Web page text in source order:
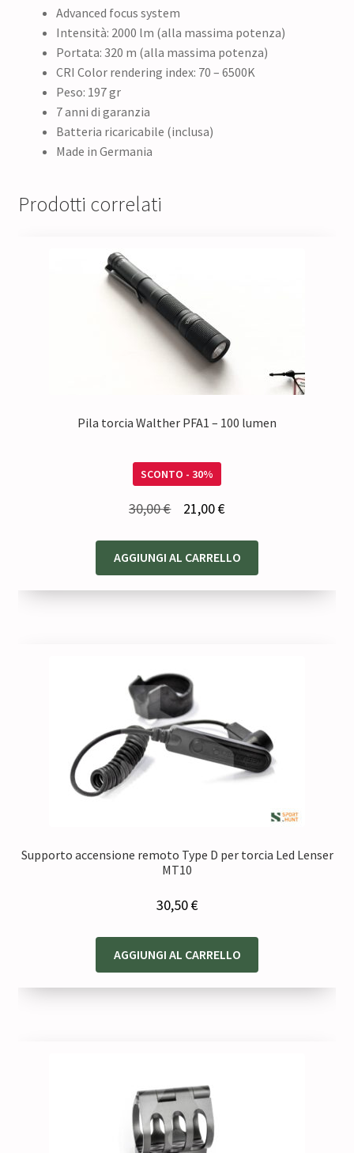
Advanced focus system
Intensità: 2000 lm (alla massima potenza)
Portata: 320 m (alla massima potenza)
CRI Color rendering index: 70 – 6500K
Peso: 197 gr
7 anni di garanzia
Batteria ricaricabile (inclusa)
Made in Germania
Prodotti correlati
Pila torcia Walther PFA1 – 100 lumen
SCONTO - 30%
30,00€
originale
era:
21,00€Il
attuale
è:
AGGIUNGI AL CARRELLO
Supporto accensione remoto Type D per torcia Led Lenser
MT10
30,50€
AGGIUNGI AL CARRELLO